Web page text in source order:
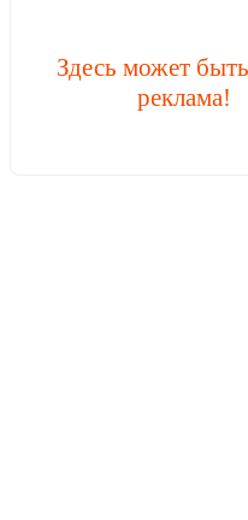
Здесь может
реклама!